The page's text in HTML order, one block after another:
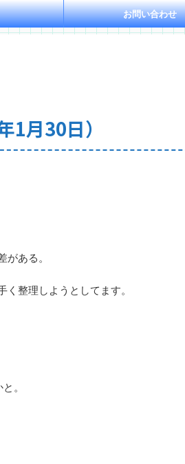
お問い合わせ
月30日）
ある。
整理しようとしてます。
。